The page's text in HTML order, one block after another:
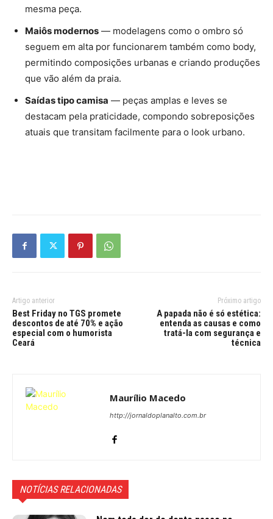
mesma peça.
Maiôs modernos — modelagens como o ombro só
seguem em alta por funcionarem também como body,
permitindo composições urbanas e criando produções
que vão além da praia.
Saídas tipo camisa — peças amplas e leves se
destacam pela praticidade, compondo sobreposições
atuais que transitam facilmente para o look urbano.
Artigo anterior
Best Friday no TGS promete
descontos de até 70% e ação
especial com o humorista
Ceará
Próximo artigo
A papada não é só estética:
entenda as causas e como
tratá-la com segurança e
técnica
Maurílio Macedo
http://jornaldoplanalto.com.br
NOTÍCIAS RELACIONADAS